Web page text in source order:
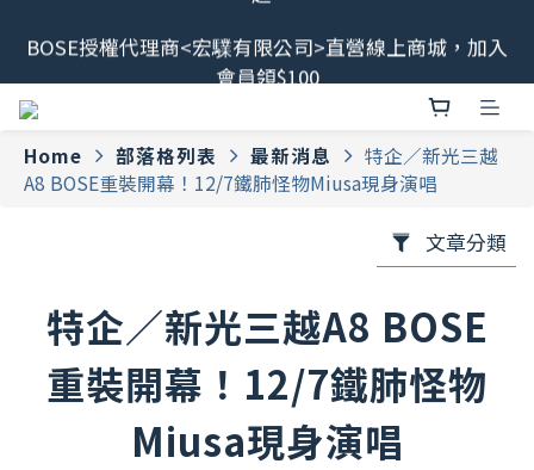
起>
會員領$100
會員限定福利開搶！下單即贈BOSE品牌筆記本，錯過
不補✨
最新消息📢BOSE 售後服務、維修流程調整<2026/6/8
Home 部落格列表 最新消息
特企／新光三越
A8 BOSE重裝開幕！12/7鐵肺怪物Miusa現身演唱
文章分類
特企／新光三越A8 BOSE
重裝開幕！12/7鐵肺怪物
Miusa現身演唱